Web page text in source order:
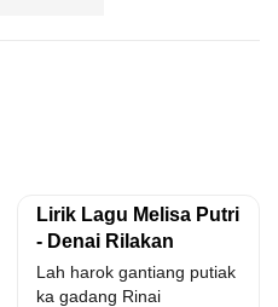
Lirik Lagu Melisa Putri
- Denai Rilakan
Lah harok gantiang putiak
ka gadang Rinai